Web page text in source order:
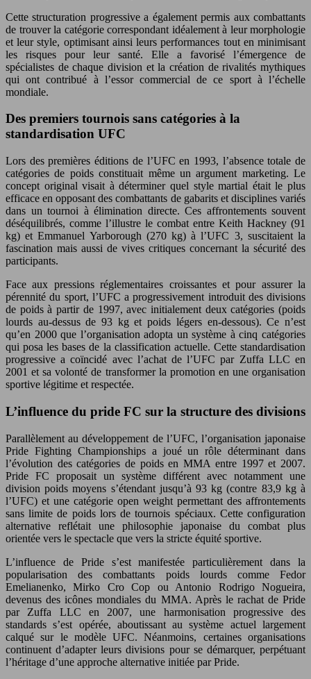
Cette structuration progressive a également permis aux combattants
de trouver la catégorie correspondant idéalement à leur morphologie
et leur style, optimisant ainsi leurs performances tout en minimisant
les risques pour leur santé. Elle a favorisé l’émergence de
spécialistes de chaque division et la création de rivalités mythiques
qui ont contribué à l’essor commercial de ce sport à l’échelle
mondiale.
Des premiers tournois sans catégories à la
standardisation UFC
Lors des premières éditions de l’UFC en 1993, l’absence totale de
catégories de poids constituait même un argument marketing. Le
concept original visait à déterminer quel style martial était le plus
efficace en opposant des combattants de gabarits et disciplines variés
dans un tournoi à élimination directe. Ces affrontements souvent
déséquilibrés, comme l’illustre le combat entre Keith Hackney (91
kg) et Emmanuel Yarborough (270 kg) à l’UFC 3, suscitaient la
fascination mais aussi de vives critiques concernant la sécurité des
participants.
Face aux pressions réglementaires croissantes et pour assurer la
pérennité du sport, l’UFC a progressivement introduit des divisions
de poids à partir de 1997, avec initialement deux catégories (poids
lourds au-dessus de 93 kg et poids légers en-dessous). Ce n’est
qu’en 2000 que l’organisation adopta un système à cinq catégories
qui posa les bases de la classification actuelle. Cette standardisation
progressive a coïncidé avec l’achat de l’UFC par Zuffa LLC en
2001 et sa volonté de transformer la promotion en une organisation
sportive légitime et respectée.
L’influence du pride FC sur la structure des divisions
Parallèlement au développement de l’UFC, l’organisation japonaise
Pride Fighting Championships a joué un rôle déterminant dans
l’évolution des catégories de poids en MMA entre 1997 et 2007.
Pride FC proposait un système différent avec notamment une
division poids moyens s’étendant jusqu’à 93 kg (contre 83,9 kg à
l’UFC) et une catégorie open weight permettant des affrontements
sans limite de poids lors de tournois spéciaux. Cette configuration
alternative reflétait une philosophie japonaise du combat plus
orientée vers le spectacle que vers la stricte équité sportive.
L’influence de Pride s’est manifestée particulièrement dans la
popularisation des combattants poids lourds comme Fedor
Emelianenko, Mirko Cro Cop ou Antonio Rodrigo Nogueira,
devenus des icônes mondiales du MMA. Après le rachat de Pride
par Zuffa LLC en 2007, une harmonisation progressive des
standards s’est opérée, aboutissant au système actuel largement
calqué sur le modèle UFC. Néanmoins, certaines organisations
continuent d’adapter leurs divisions pour se démarquer, perpétuant
l’héritage d’une approche alternative initiée par Pride.